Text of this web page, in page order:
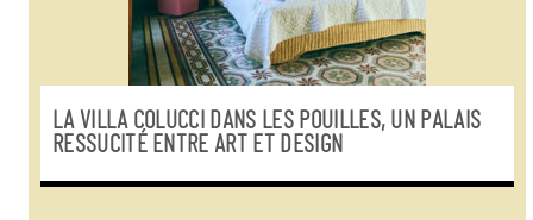
LA VILLA COLUCCI DANS LES POUILLES, UN PALAIS
RESSUCITÉ ENTRE ART ET DESIGN